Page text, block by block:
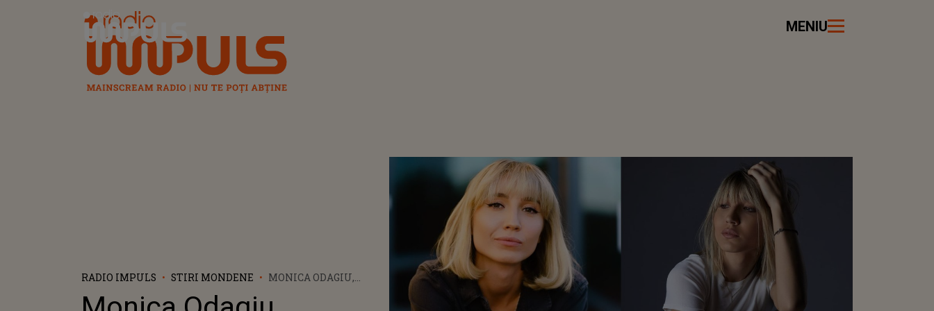
Radio Impuls MENIU
RADIO IMPULS STIRI MONDENE
MONICA ODAGIU,
PICTORIAL